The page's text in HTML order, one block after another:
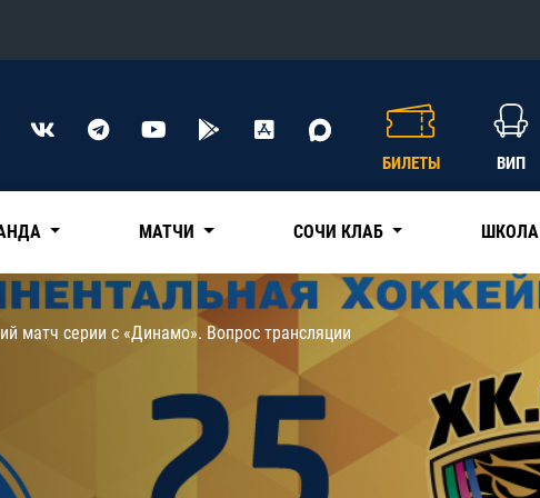
Конференция «Восток»
Нефтехимик
Трактор
Дивизион Чернышева
КХЛ
БИЛЕТЫ ВИП
МАТЧИ СОЧИ КЛАБ ШКОЛА
матч серии с «Динамо». Вопрос трансляции